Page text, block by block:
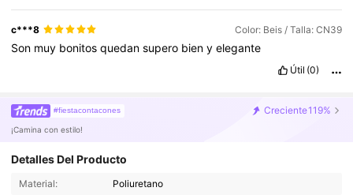
conseguimosobtenerpuntosquepodemoscanjearen
sucesivos
pedidos
nuestro domicilio parasabercó mo
quedanlasprendasyas íayudarnos entrenosotros
c***8 Color: Beis / Talla: CN39
Son muy bonitosquedansupero bienyelegante
Útil (0)
#fiestacontacones Creciente119%
¡Camina con estilo!
Detalles Del Producto
Material: Poliuretano